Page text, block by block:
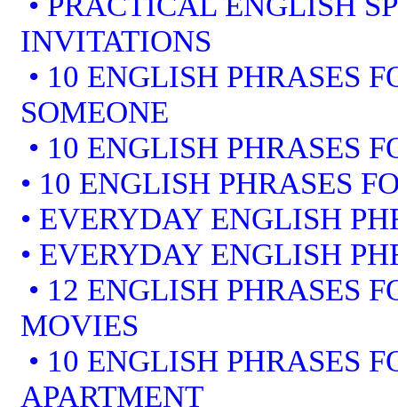
INVITATIONS
• 10 ENGLISH PHRASES
SOMEONE
• 10 ENGLISH PHRASES
• 10 ENGLISH PHRASES
• EVERYDAY ENGLISH
• EVERYDAY ENGLISH
• 12 ENGLISH PHRASES
MOVIES
• 10 ENGLISH PHRASES
APARTMENT